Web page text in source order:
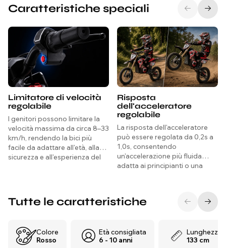
Caratteristiche speciali
Limitatore di velocità
regolabile
I genitori possono limitare la
velocità massima da circa 8–33
km/h, rendendo la bici più
facile da adattare all'età, alla
sicurezza e all'esperienza del
Risposta
dell'acceleratore
regolabile
La risposta dell'acceleratore
può essere regolata da 0,2s a
1,0s, consentendo
un'accelerazione più fluida
adatta ai principianti o una
Tutte le caratteristiche
Colore
Rosso
Età consigliata
6 - 10 anni
Lunghezza
133 cm